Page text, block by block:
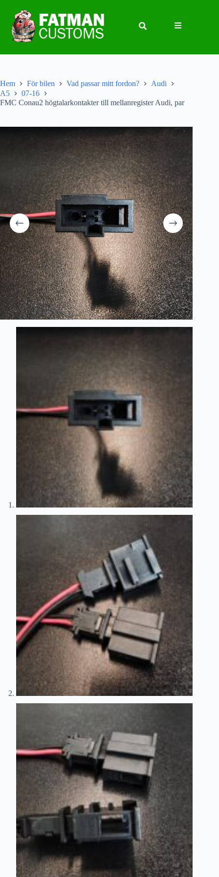
Hem För bilen Vad passar mitt fordon?
Audi
A5
07-16
FMC Conau2 högtalarkontakter till mellanregister Audi, par